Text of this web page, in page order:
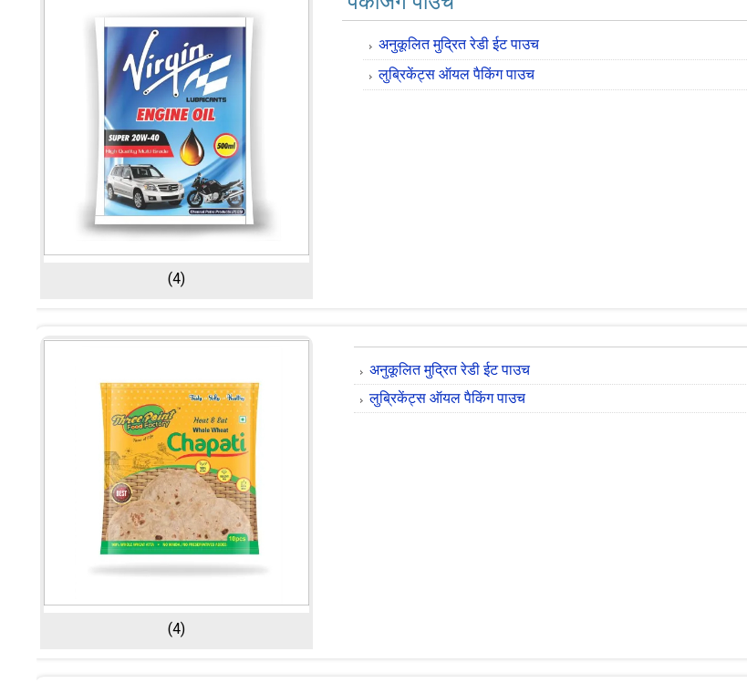
(4)
अनुकूलित मुद्रित रेडी ईट पाउच
लुब्रिकेंट्स ऑयल पैकिंग पाउच
(4)
अनुकूलित मुद्रित रेडी ईट पाउच
लुब्रिकेंट्स ऑयल पैकिंग पाउच